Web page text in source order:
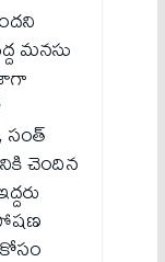
మనసు
సంత్
చెందిన
కోసం